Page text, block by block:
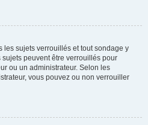
les sujets verrouillés et tout sondage y
peuvent être verrouillés pour
ou un administrateur. Selon les
vous pouvez ou non verrouiller